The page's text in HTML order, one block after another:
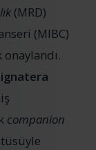
(MRD)
(MIBC)
companion